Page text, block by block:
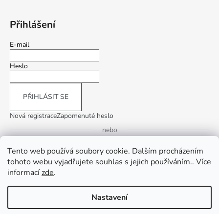
Tento web používá soubory cookie. Dalším procházením
tohoto webu vyjadřujete souhlas s jejich používáním.. Více
informacízde.
Nastavení
Přihlášení
E-mail
Heslo
PŘIHLÁSIT SE
Nová registraceZapomenuté heslo
nebo
Přihlásit se přes Google